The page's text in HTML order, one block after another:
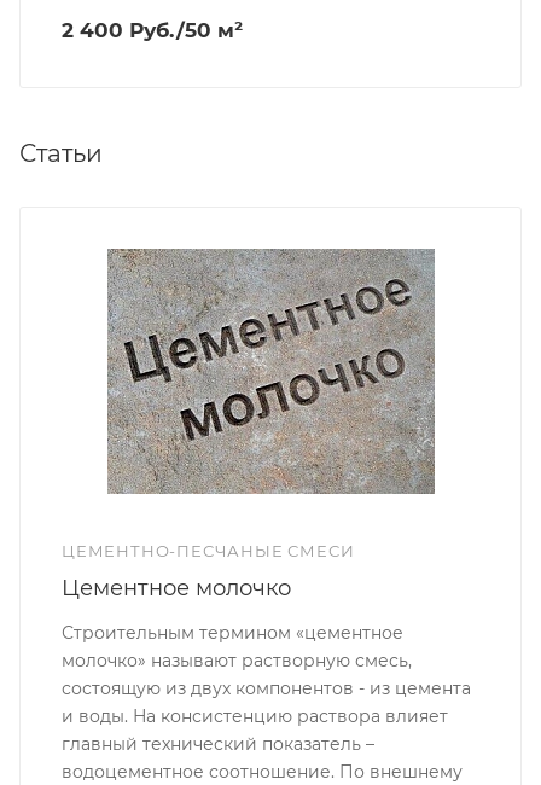
2 400 Руб./50 м²
Статьи
ЦЕМЕНТНО-ПЕСЧАНЫЕ СМЕСИ
Цементное молочко
Строительным термином «цементное
молочко» называют растворную смесь,
состоящую из двух компонентов - из цемента
и воды. На консистенцию раствора влияет
главный технический показатель –
водоцементное соотношение. По внешнему